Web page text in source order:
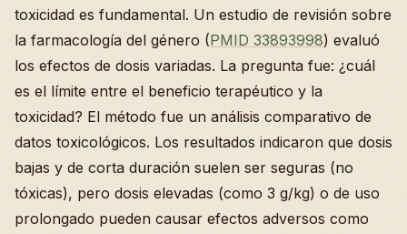
toxicidad es fundamental. Un estudio de revisión sobre
la farmacología del género (PMID 33893998) evaluó
los efectos de dosis variadas. La pregunta fue: ¿cuál
es el límite entre el beneficio terapéutico y la
toxicidad? El método fue un análisis comparativo de
datos toxicológicos. Los resultados indicaron que dosis
bajas y de corta duración suelen ser seguras (no
tóxicas), pero dosis elevadas (como 3 g/kg) o de uso
prolongado pueden causar efectos adversos como